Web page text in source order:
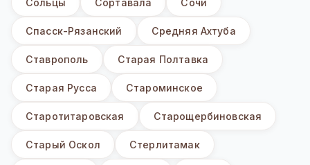
Сольцы Сортавала Сочи
Спасск-Рязанский Средняя Ахтуба
Ставрополь Старая Полтавка
Старая Русса Староминское
Старотитаровская Старощербиновская
Старый Оскол Стерлитамак